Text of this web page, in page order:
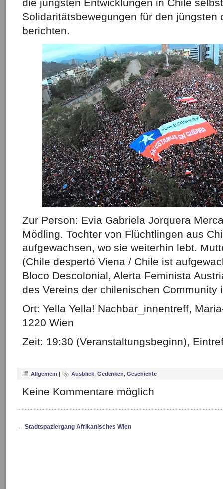
die jüngsten Entwicklungen in Chile
Solidaritätsbewegungen für den jüngsten
berichten.
Zur Person: Evia Gabriela Jorquera
Mödling. Tochter von Flüchtlingen aus
aufgewachsen, wo sie weiterhin lebt.
(Chile despertó Viena / Chile ist
Bloco Descolonial, Alerta Feminista
des Vereins der chilenischen Community
Ort: Yella Yella! Nachbar_innentreff,
1220 Wien
Zeit: 19:30 (Veranstaltungsbeginn),
Allgemein | Ausblick Gedenken Geschichte
Keine Kommentare möglich
← Stadtspaziergang Afrikanisches Wien